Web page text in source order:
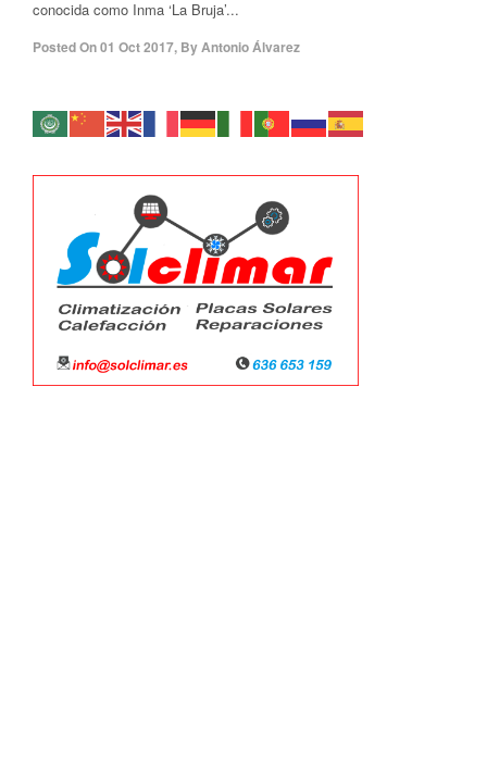
conocida como Inma ‘La Bruja’...
Posted On01 Oct 2017, ByAntonio Álvarez